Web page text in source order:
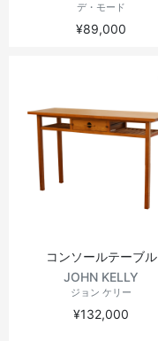
デ・モード
¥89,000
コンソールテーブル
JOHN KELLY
ジョン ケリー
¥132,000